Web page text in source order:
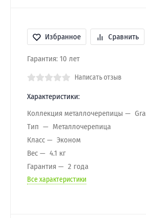
Избранное Сравнить
Гарантия: 10 лет
Написать отзыв
Характеристики:
Коллекция металлочерепицы
Тип
Металлочерепица
Класс
Эконом
Вес
4.1 кг
Гарантия
2 года
Все характеристики